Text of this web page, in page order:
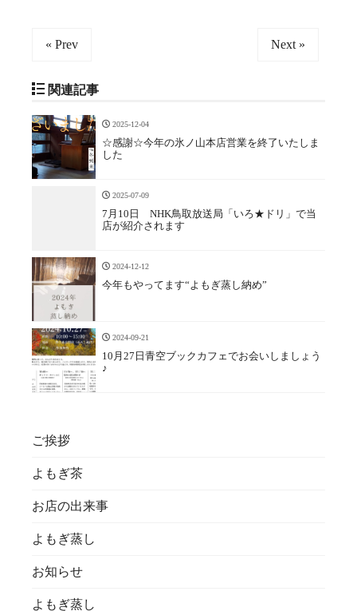
« Prev Next »
関連記事
2025-12-04
☆感謝☆今年の氷ノ山本店営業を終了いたしま
した
2025-07-09
7月10日 NHK鳥取放送局「いろ★ドリ」で当
店が紹介されます
2024-12-12
今年もやってます“よもぎ蒸し納め”
2024-09-21
10月27日青空ブックカフェでお会いしましょう
♪
ご挨拶
よもぎ茶
お店の出来事
よもぎ蒸し
お知らせ
よもぎ蒸し